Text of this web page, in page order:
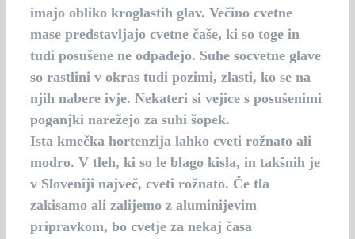
imajo obliko kroglastih glav. Večino cvetne
mase predstavljajo cvetne čaše, ki so toge in
tudi posušene ne odpadejo. Suhe socvetne glave
so rastlini v okras tudi pozimi, zlasti, ko se na
njih nabere ivje. Nekateri si vejice s posušenimi
poganjki narežejo za suhi šopek.
Ista kmečka hortenzija lahko cveti rožnato ali
modro. V tleh, ki so le blago kisla, in takšnih je
v Sloveniji največ, cveti rožnato. Če tla
zakisamo ali zalijemo z aluminijevim
pripravkom, bo cvetje za nekaj časa